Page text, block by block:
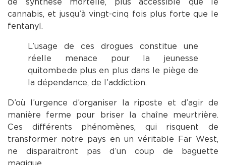
de synthèse mortelle, plus accessible que le
cannabis, et jusqu’à vingt-cinq fois plus forte que le
fentanyl.
L’usage de ces drogues constitue une
réelle menace pour la jeunesse
qui tombe de plus en plus dans le piège de
la dépendance, de l’addiction.
D’où l’urgence d’organiser la riposte et d’agir de
manière ferme pour briser la chaîne meurtrière.
Ces différents phénomènes, qui risquent de
transformer notre pays en un véritable Far West,
ne disparaitront pas d’un coup de baguette